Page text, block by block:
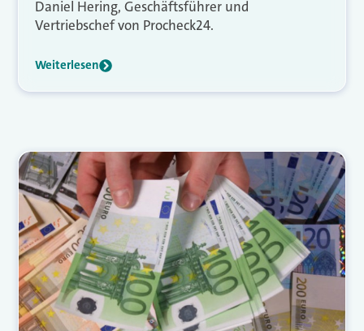
Daniel Hering, Geschäftsführer und
Vertriebschef von Procheck24.
Weiterlesen